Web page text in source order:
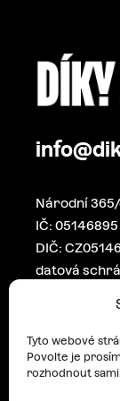
Tyto webové
Povolte je
rozhodnout
Národní 365/
IČ: 05146895
DIČ:
datová